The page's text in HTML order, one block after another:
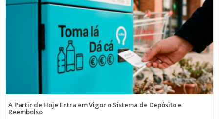
A Partir de Hoje Entra em Vigor o Sistema de Depósito e
Reembolso